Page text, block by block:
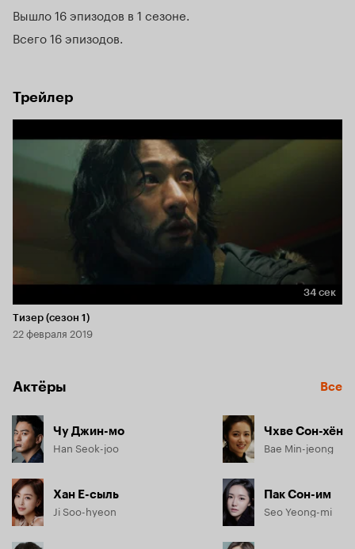
Вышло 16 эпизодов в 1 сезоне
Всего 16 эпизодов
Трейлер
Длительность 34 сек
34 сек
Тизер (сезон 1)
22 февраля 2019
Актёры Все
Чу Джин-мо
Han Seok-joo
Хан Е-сыль
Ji Soo-hyeon
Чхве Сон-хён
Bae Min-jeong
Пак Сон-им
Seo Yeong-mi